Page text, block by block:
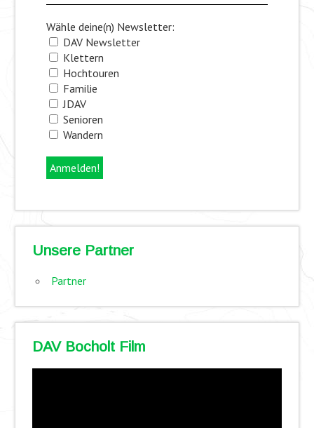
Wähle deine(n) Newsletter:
DAV Newsletter
Klettern
Hochtouren
Familie
JDAV
Senioren
Wandern
Unsere Partner
Partner
DAV Bocholt Film